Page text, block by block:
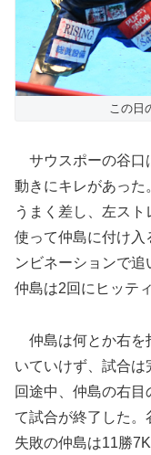
この日
サウスポーの谷口
動きにキレがあった
うまく差し、左ス
使って仲島に付け入
ンビネーションで追
仲島は2回にヒッテ
仲島は何とか右を
いていけず、試合
回途中、仲島の右
て試合が終了した
失敗の仲島は11勝